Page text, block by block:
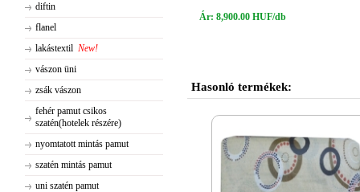
diftin
flanel
lakástextil New!
vászon üni
zsák vászon
fehér pamut csikos
szatén(hotelek részére)
nyomtatott mintás pamut
szatén mintás pamut
uni szatén pamut
Ár: 8,900.00 HUF/db
Hasonló termékek: